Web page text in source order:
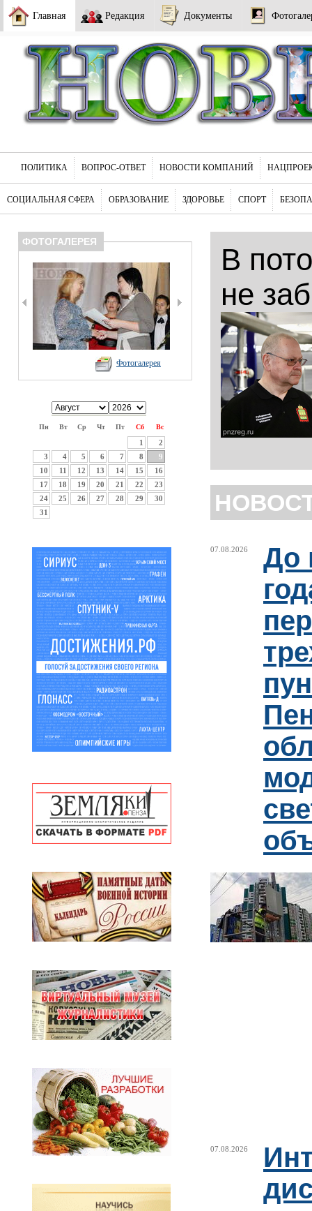
Главная Редакция Документы
ПОЛИТИКА ВОПРОС-ОТВЕТ НОВОСТИ КОМПАНИЙ
СОЦИАЛЬНАЯ СФЕРА ОБРАЗОВАНИЕ ЗДОРОВЬЕ СПОРТ
ФОТОГАЛЕРЕЯ
Фотогалерея
Пн Вт Ср Чт Пт Сб Вс
1
2
3
4 5 6 7 8
9
10
11 12 13 14 15
16
17
18 19 20 21 22
23
24
25 26 27 28 29
30
31
В
не
07.08.2026
До
07.08.2026